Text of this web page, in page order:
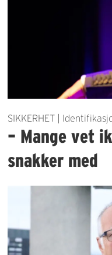
SIKKERHET |
– Mange vet
snakker med